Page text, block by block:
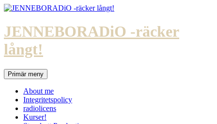
Hoppa
innehåll
JENNEBORADiO -räcker
långt!
SökPrimär meny
About me
Integritetspolicy
radiolicens
Kurser!